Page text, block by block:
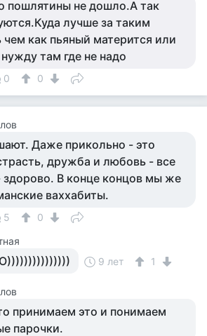
пошлятины не дошло.А так
лучше за таким
чем как пьяный матерится или
там где не надо
0 0
Даже прикольно - это
дружба и любовь - все
В конце концов мы же
ваххабиты.
5
0
9 лет 1
принимаем это и понимаем
парочки.